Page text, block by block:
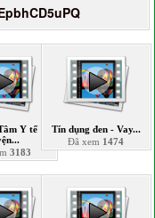
Y tế
3183
Tín dụng đen - Vay...
Đã xem 1474